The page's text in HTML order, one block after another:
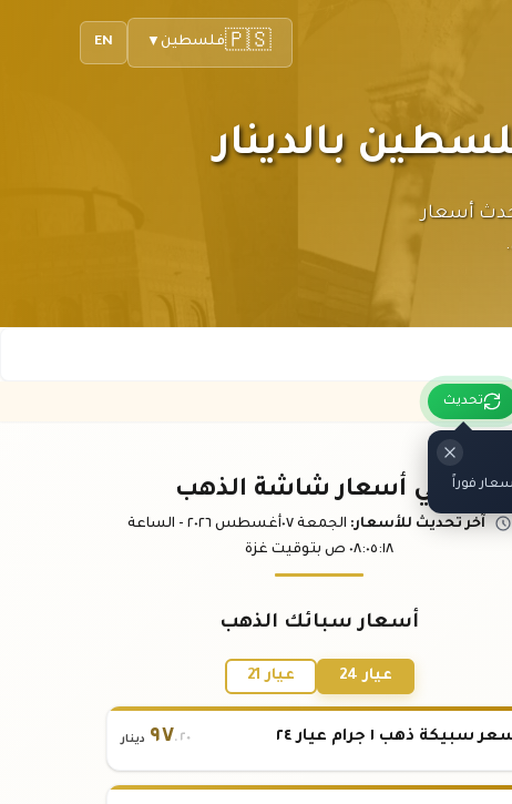
EN 🇵🇸فلسطين ▼
نوفر لك أحدث أسعار
تحديث
فوراًباقي أسعار شاشة الذهب
آخر تحديث للأسعار: الجمعة ٠٧ أغسطس ٢٠٢٦ -
الساعة
٠٨:٠٥:١٨ ص بتوقيت غزة
أسعار سبائك الذهب
عيار 24 عيار 21
سبيكة ذهب ١ جرام عيار ٢٤ ٩٧.٢٠ دينار